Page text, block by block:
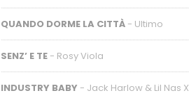
QUANDO DORME LA CITTÀ - Ultimo
SENZ’ E TE - Rosy Viola
INDUSTRY BABY - Jack Harlow & Lil Nas X